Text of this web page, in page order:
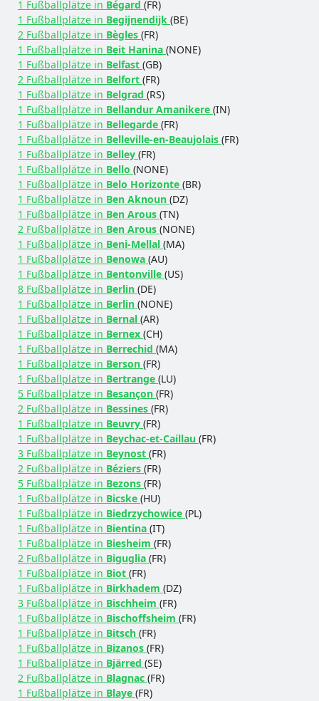
1 Fußballplätze in Bégard (FR)
1 Fußballplätze in Begijnendijk (BE)
2 Fußballplätze in Bègles (FR)
1 Fußballplätze in Beit Hanina (NONE)
1 Fußballplätze in Belfast (GB)
2 Fußballplätze in Belfort (FR)
1 Fußballplätze in Belgrad (RS)
1 Fußballplätze in Bellandur Amanikere (IN)
1 Fußballplätze in Bellegarde (FR)
1 Fußballplätze in Belleville-en-Beaujolais (FR)
1 Fußballplätze in Belley (FR)
1 Fußballplätze in Bello (NONE)
1 Fußballplätze in Belo Horizonte (BR)
1 Fußballplätze in Ben Aknoun (DZ)
1 Fußballplätze in Ben Arous (TN)
2 Fußballplätze in Ben Arous (NONE)
1 Fußballplätze in Beni-Mellal (MA)
1 Fußballplätze in Benowa (AU)
1 Fußballplätze in Bentonville (US)
8 Fußballplätze in Berlin (DE)
1 Fußballplätze in Berlin (NONE)
1 Fußballplätze in Bernal (AR)
1 Fußballplätze in Bernex (CH)
1 Fußballplätze in Berrechid (MA)
1 Fußballplätze in Berson (FR)
1 Fußballplätze in Bertrange (LU)
5 Fußballplätze in Besançon (FR)
2 Fußballplätze in Bessines (FR)
1 Fußballplätze in Beuvry (FR)
1 Fußballplätze in Beychac-et-Caillau (FR)
3 Fußballplätze in Beynost (FR)
2 Fußballplätze in Béziers (FR)
5 Fußballplätze in Bezons (FR)
1 Fußballplätze in Bicske (HU)
1 Fußballplätze in Biedrzychowice (PL)
1 Fußballplätze in Bientina (IT)
1 Fußballplätze in Biesheim (FR)
2 Fußballplätze in Biguglia (FR)
1 Fußballplätze in Biot (FR)
1 Fußballplätze in Birkhadem (DZ)
3 Fußballplätze in Bischheim (FR)
1 Fußballplätze in Bischoffsheim (FR)
1 Fußballplätze in Bitsch (FR)
1 Fußballplätze in Bizanos (FR)
1 Fußballplätze in Bjärred (SE)
2 Fußballplätze in Blagnac (FR)
1 Fußballplätze in Blaye (FR)